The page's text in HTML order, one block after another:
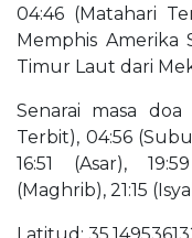
04:46 (Matahari
Memphis Amerika
Timur Laut dari
Senarai masa
Terbit), 04:56
16:51 (Asar),
(Maghrib), 21:15